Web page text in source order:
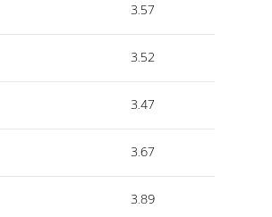
3.57
3.52
3.47
3.67
3.89